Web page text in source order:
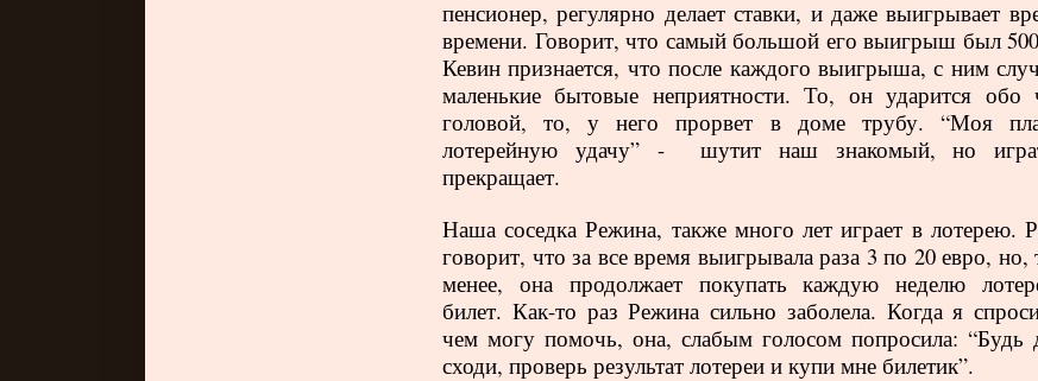
пенсионер, регулярно делает ставки, и даже выигрывает
времени. Говорит, что самый большой его выигрыш был
Кевин признается, что после каждого выигрыша, с ним
маленькие бытовые неприятности. То, он ударится обо
головой, то, у него прорвет в доме трубу. “Моя
лотерейную удачу” -
шутит наш знакомый, но
прекращает.
Наша соседка Режина, также много лет играет в лотерею.
говорит, что за все время выигрывала раза 3 по 20 евро, но,
менее, она продолжает покупать каждую неделю
билет. Как-то раз Режина сильно заболела. Когда я
чем могу помочь, она, слабым голосом попросила: “Будь
сходи, проверь результат лотереи и купи мне билетик”.